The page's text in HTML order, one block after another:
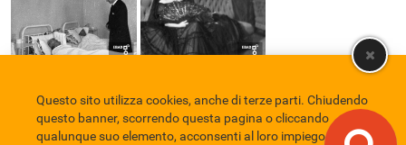
Comune di Eboli Servizio Bibliotecario Nazionale
Privacy policy
Credits
Questo sito utilizza cookies, anche di terze parti. Chiudendo
questo banner, scorrendo questa pagina o cliccando
qualunque suo elemento, acconsenti al loro impiego in